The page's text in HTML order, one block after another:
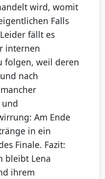
wird, womit
Falls
fällt es
internen
folgen, weil deren
nach
und
Am Ende
in ein
Finale. Fazit:
bleibt Lena
ihrem